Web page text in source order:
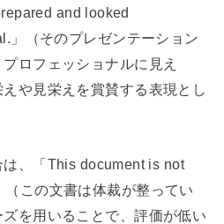
and looked
」（そのプレゼンテーション
ロフェッショナルに見え
や見栄えを賞賛する表現とし
、「This document is not
この文書は体裁が整ってい
を用いることで、評価が低い